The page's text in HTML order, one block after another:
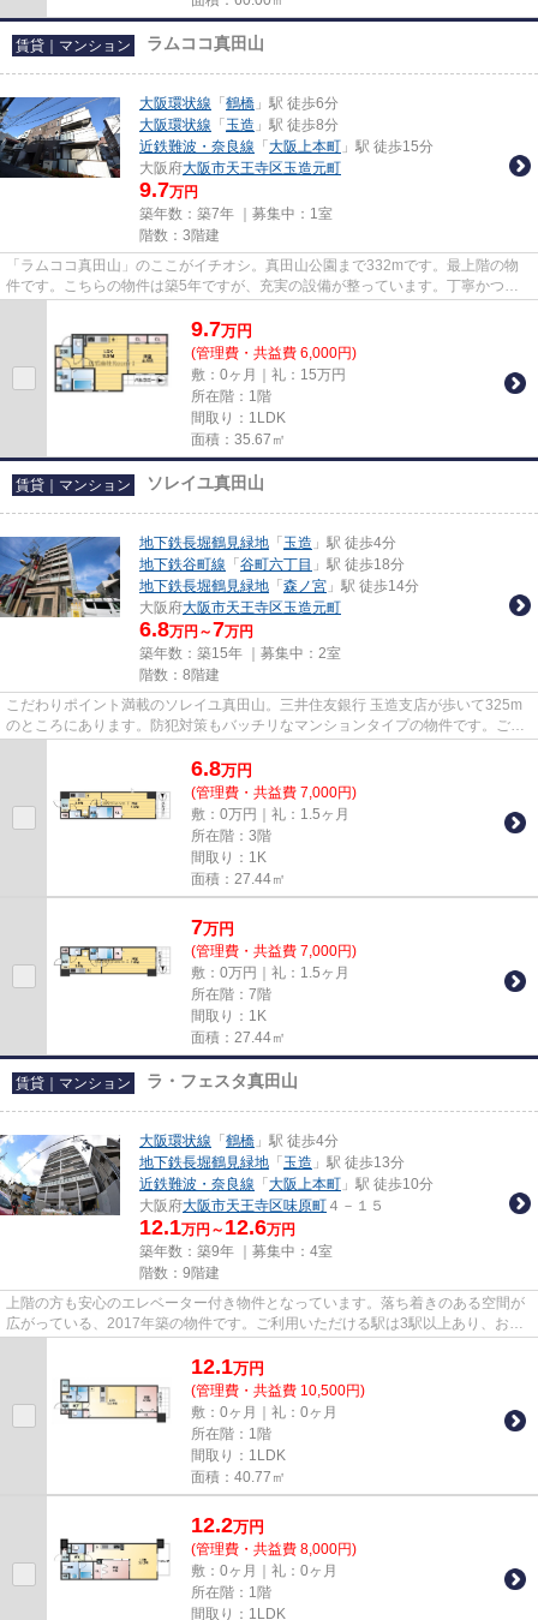
賃貸｜マンション ラムココ真田山
大阪環状線 「 鶴橋 」駅 徒歩6分
大阪環状線 「 玉造 」駅 徒歩8分
近鉄難波・奈良線 「 大阪上本町 」駅 徒歩15分
大阪府大阪市天王寺区玉造元町
9.7万円
築年数：築7年 ｜募集中： 1室
階数：3階建
「ラムココ真田山」のここがイチオシ。真田山公園まで332mです。最上階の物
件です。こちらの物件は築5年ですが、充実の設備が整っています。丁寧かつ迅
9.7万円
(管理費・共益費 6,000円)
敷：0ヶ月｜礼：15万円
所在階：1階
間取り：1LDK
面積：35.67㎡
賃貸｜マンション ソレイユ真田山
地下鉄長堀鶴見緑地 「 玉造 」駅 徒歩4分
地下鉄谷町線 「 谷町六丁目 」駅 徒歩18分
地下鉄長堀鶴見緑地 「 森ノ宮 」駅 徒歩14分
大阪府大阪市天王寺区玉造元町
6.8万円～7万円
築年数：築15年 ｜募集中： 2室
階数：8階建
こだわりポイント満載のソレイユ真田山。三井住友銀行 玉造支店が歩いて325m
のところにあります。防犯対策もバッチリなマンションタイプの物件です。ご利
6.8万円
(管理費・共益費 7,000円)
敷：0万円｜礼：1.5ヶ月
所在階：3階
間取り：1K
面積：27.44㎡
7万円
(管理費・共益費 7,000円)
敷：0万円｜礼：1.5ヶ月
所在階：7階
間取り：1K
面積：27.44㎡
賃貸｜マンション ラ・フェスタ真田山
大阪環状線 「 鶴橋 」駅 徒歩4分
地下鉄長堀鶴見緑地 「 玉造 」駅 徒歩13分
近鉄難波・奈良線 「 大阪上本町 」駅 徒歩10分
大阪府大阪市天王寺区味原町 ４－１５
12.1万円～ 12.6万円
築年数：築9年 ｜募集中： 4室
階数：9階建
上階の方も安心のエレベーター付き物件となっています。落ち着きのある空間が
広がっている、2017年築の物件です。ご利用いただける駅は3駅以上あり、お出
12.1万円
(管理費・共益費 10,500円)
敷：0ヶ月｜礼：0ヶ月
所在階：1階
間取り：1LDK
面積：40.77㎡
12.2万円
(管理費・共益費 8,000円)
敷：0ヶ月｜礼：0ヶ月
所在階：1階
間取り：1LDK